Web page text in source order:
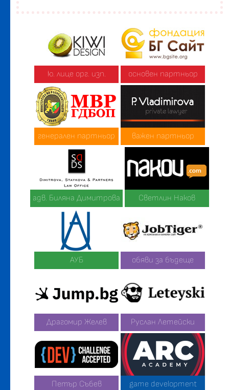
ю. лице орг. изп. основен партньор
генерален партньор важен партньор
адв. Биляна Димитрова Светлин Наков
АУБ обяви за бъдеще
Драгомир Желев Руслан Летейски
Петър Събев game development